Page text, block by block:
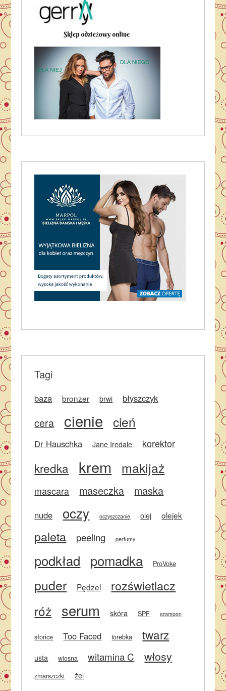
Tagi
baza bronzer brwi błyszczyk
cera cienie cień
Dr Hauschka Jane Iredale korektor
kredka krem makijaż
mascara maseczka maska
nude oczy oczyszczanie olej olejek
paleta peeling perfumy
podkład pomadka ProVoke
puder Pędzel rozświetlacz
róż serum skóra SPF szampon
słońce Too Faced torebka twarz
usta wiosna witamina C włosy
zmarszczki żel